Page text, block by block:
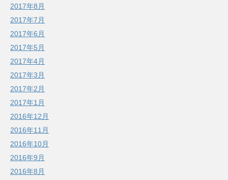
2017年8月
2017年7月
2017年6月
2017年5月
2017年4月
2017年3月
2017年2月
2017年1月
2016年12月
2016年11月
2016年10月
2016年9月
2016年8月